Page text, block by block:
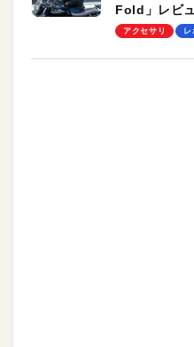
Fold」レビ
却プレート
アクセサリ レ